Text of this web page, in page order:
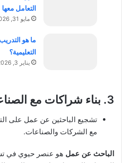
التعامل معها
مايو 31, 2026
ما هو
التعليمية؟
يناير 3, 2026
3. بناء شراكات مع
تشجيع الباحثين عن عمل على
مع الشركات والصناعات.
الباحث عن عمل هو عنصر حيوي في